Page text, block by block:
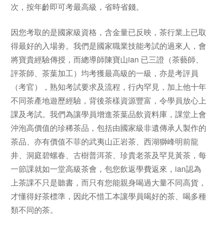
次，按年齡即可考最高級，省時省錢。
因您考取的是國家級資格，含金量已反映，茶行業上已取
得最好的入場劵。我們是國家職業技能考試的過來人，會
將寶貴經驗傳授，而總導師陳寶山ian 已三證（茶藝師、
評茶師、茶葉加工）均考獲最高級的一級，亦是考評員
（考官），熟知考試要求及流程，行內罕見，加上他十年
不同茶產地遊歷經驗，背後茶樣資源豐富，令學員放心上
課及考試。我們為讓學員增進茶葉品飲資料庫，課堂上會
沖泡高價值的珍稀茶品，包括由國家級非遺傳承人製作的
茶品、亦有價值不菲的武夷山正岩茶、西湖獅峰明前龍
井、洞庭碧螺春、古樹普洱茶、珍貴老茶及罕見黃茶，每
一節課就如一堂高級茶會，包您飲返學費返來，ian認為
上茶課不只是聽書，而只有您能親身喝過大量不同高貨，
才懂得好茶標準，因此不惜工本讓學員喝好的茶、喝多種
類不同的茶。